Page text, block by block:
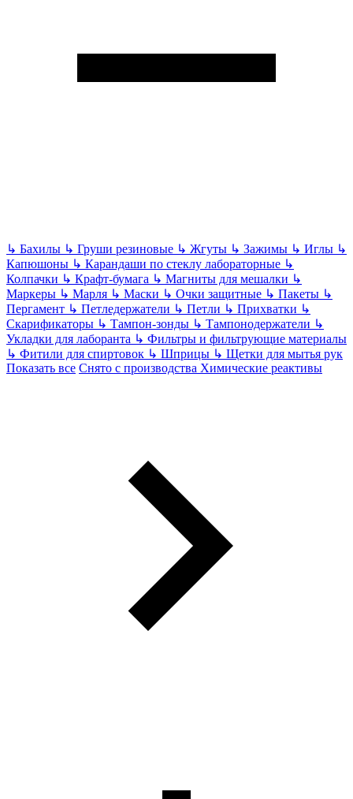
↳ Бахилы ↳ Груши резиновые ↳ Жгуты ↳ Зажимы ↳ Иглы ↳
Капюшоны ↳ Карандаши по стеклу лабораторные ↳
Колпачки ↳ Крафт-бумага ↳ Магниты для мешалки ↳
Маркеры ↳ Марля ↳ Маски ↳ Очки защитные ↳ Пакеты ↳
Пергамент ↳ Петледержатели ↳ Петли ↳ Прихватки ↳
Скарификаторы ↳ Тампон-зонды ↳ Тампонодержатели ↳
Укладки для лаборанта ↳ Фильтры и фильтрующие материалы
↳ Фитили для спиртовок ↳ Шприцы ↳ Щетки для мытья рук
Показать все Снято с производства Химические реактивы